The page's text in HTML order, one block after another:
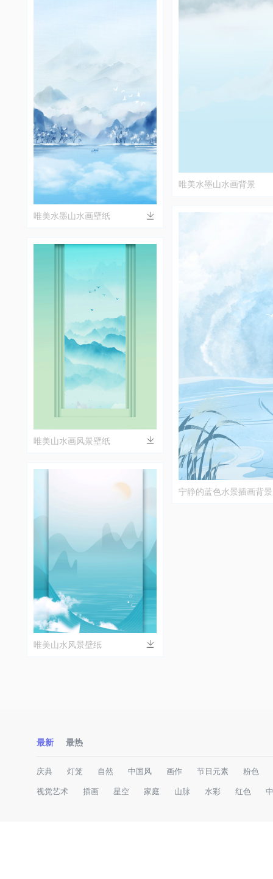
唯美水墨山水画壁纸
唯美山水画风景壁纸
唯美山水风景壁纸
唯美水墨山水画背景
宁静的蓝色水景插画背景
最新 最热
庆典 灯笼 自然 中国风 画作 节日元素 粉色
视觉艺术 插画 星空 家庭 山脉 水彩 红色